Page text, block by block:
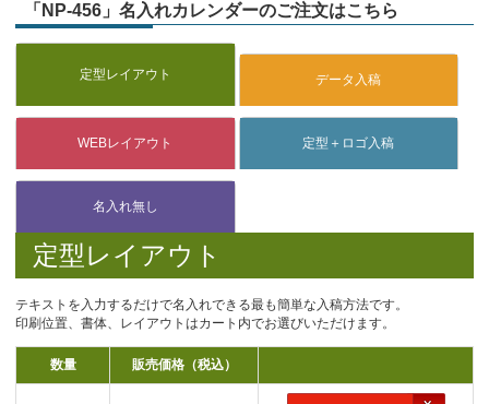
「NP-456」名入れカレンダーのご注文はこちら
定型レイアウト
テキストを入力するだけで名入れできる最も簡単な入稿方法です。
印刷位置、書体、レイアウトはカート内でお選びいただけます。
数量 販売価格（税込）